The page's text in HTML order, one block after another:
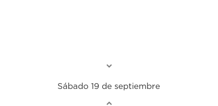
Sábado 19 de septiembre